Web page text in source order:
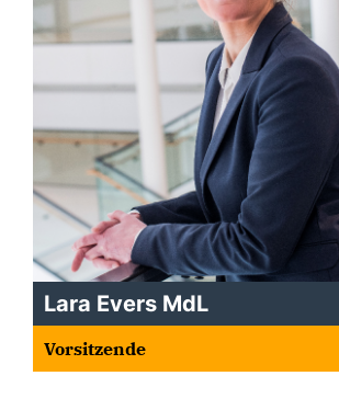
Lara Evers MdL
Vorsitzende